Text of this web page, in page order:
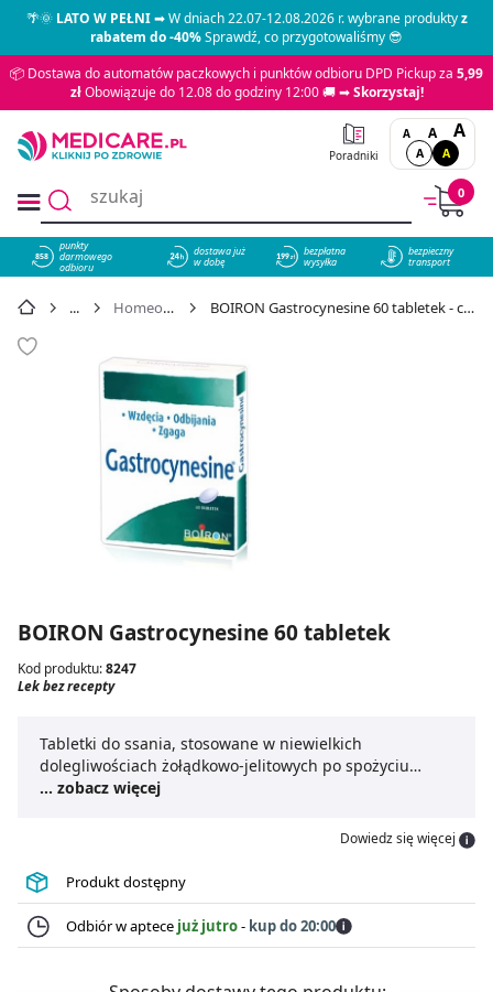
🌴🌞LATO W PEŁNI➡ W dniach 22.07-12.08.2026 r. wybrane produktyz
rabatem do -40%Sprawdź, co przygotowaliśmy 😎
📦 Dostawa do automatów paczkowych i punktów odbioru DPD Pickup za 5,99
złObowiązuje do 12.08 do godziny 12:00 🚚 ➡Skorzystaj!
Poradniki
A A A
A A
0
858
punkty
darmowego
odbioru
dostawa już
w dobę
bezpłatna
wysyłka
bezpieczny
transport
Homeopatia BOIRON Gastrocynesine 60 tabletek - cena 26,29 zł
BOIRON Gastrocynesine 60 tabletek
Kod produktu:8247
Lek bez recepty
Tabletki do ssania, stosowane w niewielkich
dolegliwościach żołądkowo-jelitowych po spożyciu
ciężkostrawnych posiłków tj:wzdęcia, odbijanie, zgaga,
... zobacz więcej
Dowiedz się więcej
Produkt dostępny
Odbiór w aptece już jutro- kup do 20:00